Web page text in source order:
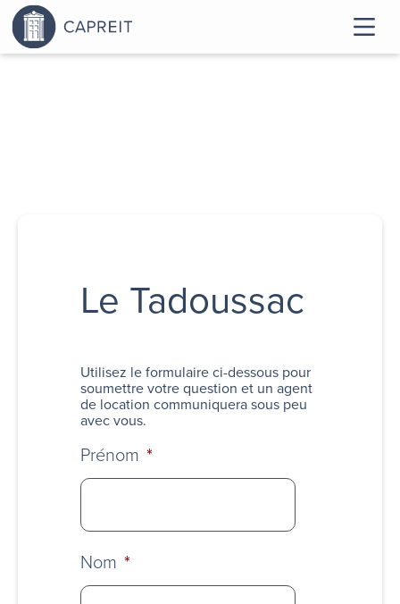
Le Tadoussac
Utilisez le formulaire ci-dessous pour
soumettre votre question et un agent
de location communiquera sous peu
avec vous.
Prénom *
Nom *